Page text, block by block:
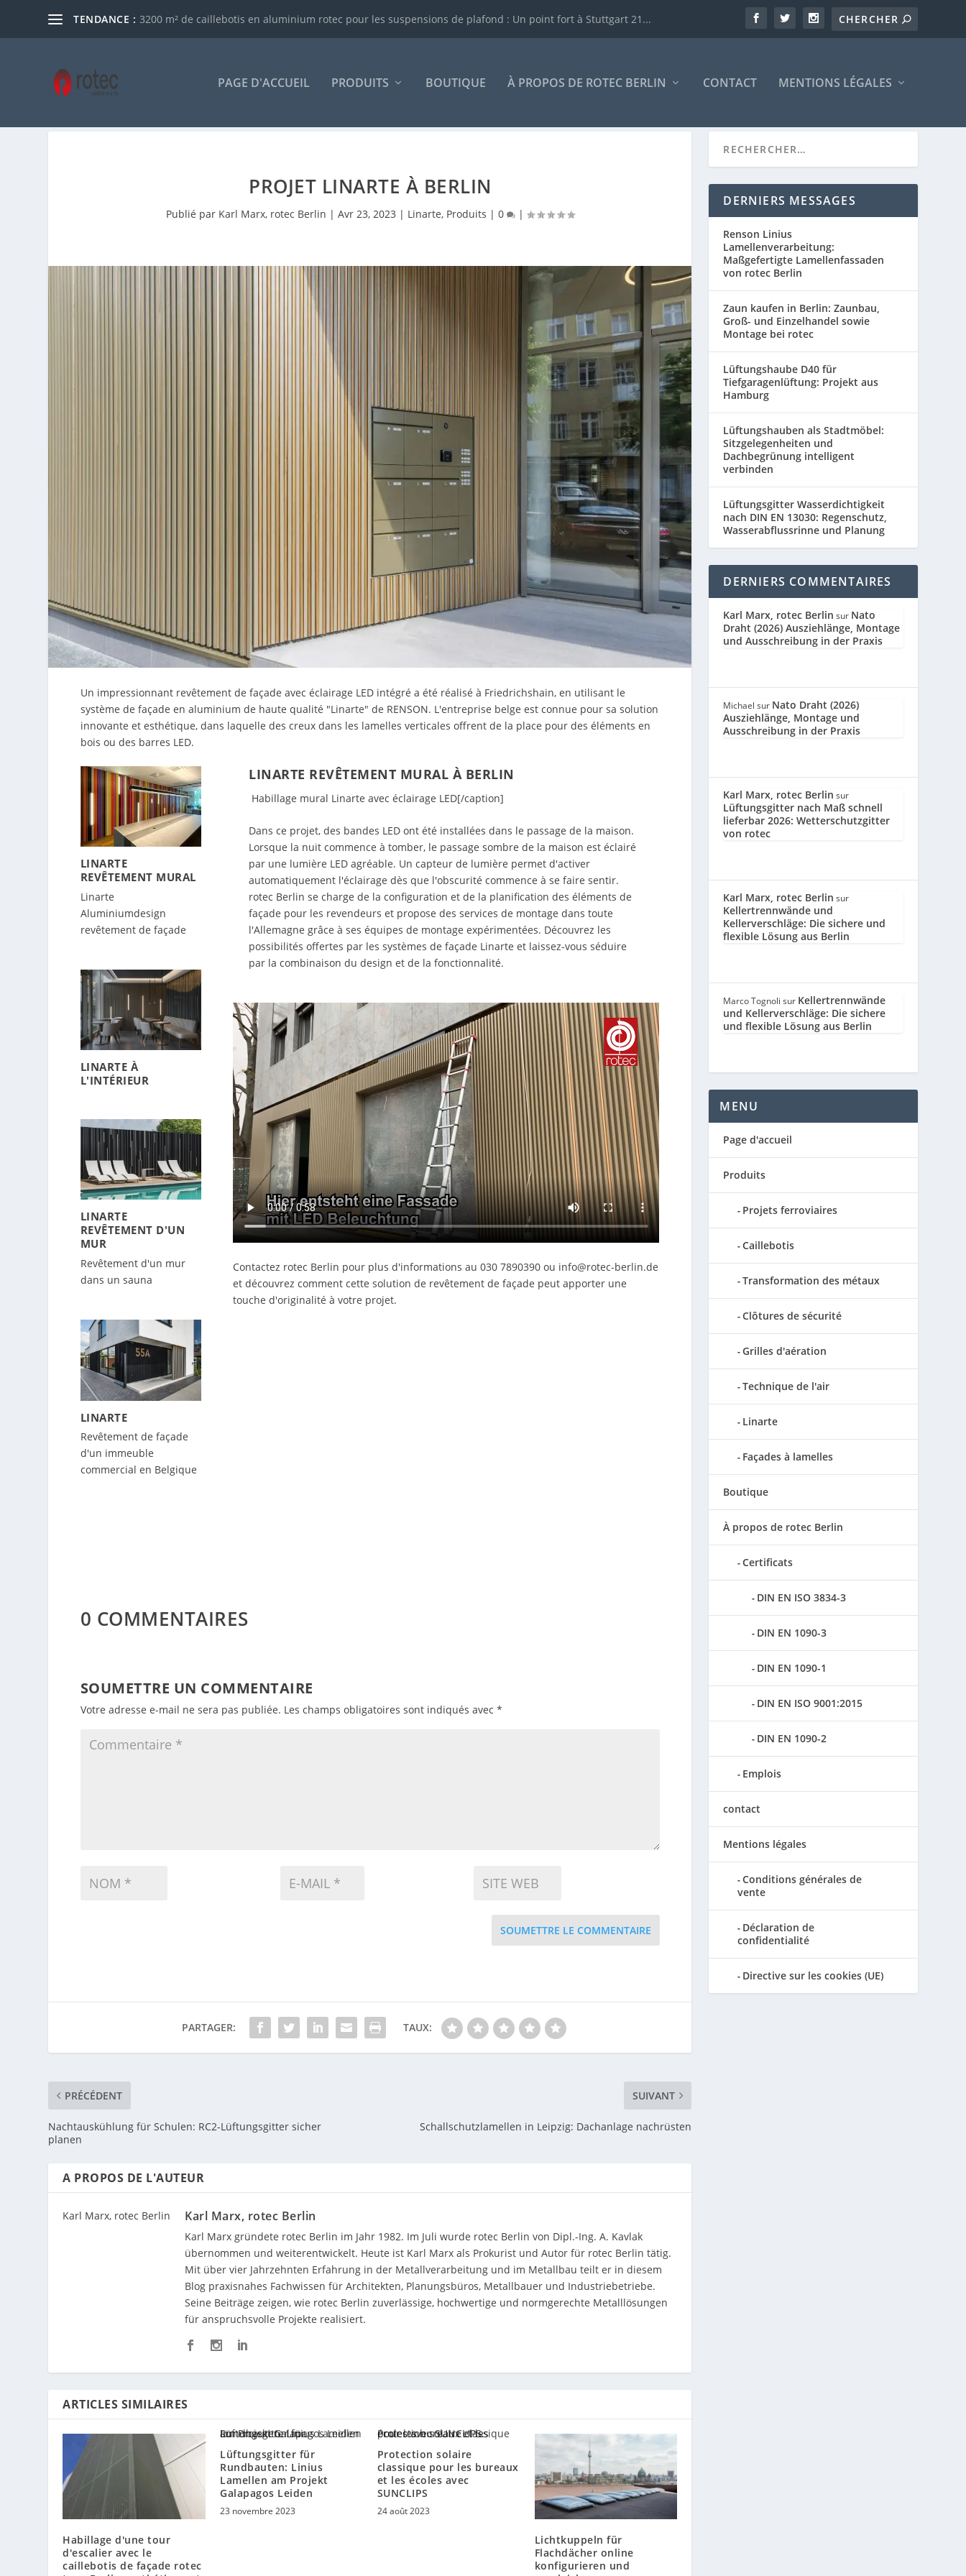
TENDANCE : 3200 m² de caillebotis en aluminium rotec pour les suspensions de plafond : Un point fort à Stuttgart 21...
PAGE D'ACCUEIL PRODUITS BOUTIQUE À PROPOS DE ROTEC BERLIN CONTACT MENTIONS LÉGALES
PROJET LINARTE À BERLIN
Publié par Karl Marx, rotec Berlin | Avr 23, 2023 | Linarte, Produits | 0 |
Un impressionnant revêtement de façade avec éclairage LED intégré a été réalisé à Friedrichshain, en utilisant le
système de façade en aluminium de haute qualité "Linarte" de RENSON. L'entreprise belge est connue pour sa solution
innovante et esthétique, dans laquelle des creux dans les lamelles verticales offrent de la place pour des éléments en
bois ou des barres LED.
LINARTE
REVÊTEMENT MURAL
Linarte
Aluminiumdesign
revêtement de façade
LINARTE À
L'INTÉRIEUR
LINARTE
REVÊTEMENT D'UN
MUR
Revêtement d'un mur
dans un sauna
LINARTE
Revêtement de façade
d'un immeuble
commercial en Belgique
LINARTE REVÊTEMENT MURAL À BERLIN
Habillage mural Linarte avec éclairage LED[/caption]
Dans ce projet, des bandes LED ont été installées dans le passage de la maison.
Lorsque la nuit commence à tomber, le passage sombre de la maison est éclairé
par une lumière LED agréable. Un capteur de lumière permet d'activer
automatiquement l'éclairage dès que l'obscurité commence à se faire sentir.
rotec Berlin se charge de la configuration et de la planification des éléments de
façade pour les revendeurs et propose des services de montage dans toute
l'Allemagne grâce à ses équipes de montage expérimentées. Découvrez les
possibilités offertes par les systèmes de façade Linarte et laissez-vous séduire
par la combinaison du design et de la fonctionnalité.
Contactez rotec Berlin pour plus d'informations au 030 7890390 ou info@rotec-berlin.de
et découvrez comment cette solution de revêtement de façade peut apporter une
touche d'originalité à votre projet.
0 COMMENTAIRES
SOUMETTRE UN COMMENTAIRE
Votre adresse e-mail ne sera pas publiée. Les champs obligatoires sont indiqués avec *
SOUMETTRE LE COMMENTAIRE
PARTAGER: TAUX:
PRÉCÉDENT
Nachtauskühlung für Schulen: RC2-Lüftungsgitter sicher
planen
SUIVANT
Schallschutzlamellen in Leipzig: Dachanlage nachrüsten
A PROPOS DE L'AUTEUR
Karl Marx, rotec Berlin
Karl Marx gründete rotec Berlin im Jahr 1982. Im Juli wurde rotec Berlin von Dipl.-Ing. A. Kavlak
übernommen und weiterentwickelt. Heute ist Karl Marx als Prokurist und Autor für rotec Berlin tätig.
Mit über vier Jahrzehnten Erfahrung in der Metallverarbeitung und im Metallbau teilt er in diesem
Blog praxisnahes Fachwissen für Architekten, Planungsbüros, Metallbauer und Industriebetriebe.
Seine Beiträge zeigen, wie rotec Berlin zuverlässige, hochwertige und normgerechte Metalllösungen
für anspruchsvolle Projekte realisiert.
ARTICLES SIMILAIRES
Habillage d'une tour
d'escalier avec le
caillebotis de façade rotec
Lüftungsgitter für
Rundbauten: Linius
Lamellen am Projekt
Galapagos Leiden
23 novembre 2023
Protection solaire
classique pour les bureaux
et les écoles avec
SUNCLIPS
24 août 2023
Lichtkuppeln für
Flachdächer online
konfigurieren und
DERNIERS MESSAGES
Renson Linius
Lamellenverarbeitung:
Maßgefertigte Lamellenfassaden
von rotec Berlin
Zaun kaufen in Berlin: Zaunbau,
Groß- und Einzelhandel sowie
Montage bei rotec
Lüftungshaube D40 für
Tiefgaragenlüftung: Projekt aus
Hamburg
Lüftungshauben als Stadtmöbel:
Sitzgelegenheiten und
Dachbegrünung intelligent
verbinden
Lüftungsgitter Wasserdichtigkeit
nach DIN EN 13030: Regenschutz,
Wasserabflussrinne und Planung
DERNIERS COMMENTAIRES
Karl Marx, rotec Berlin sur Nato
Draht (2026) Ausziehlänge, Montage
und Ausschreibung in der Praxis
Michael sur Nato Draht (2026)
Ausziehlänge, Montage und
Ausschreibung in der Praxis
Karl Marx, rotec Berlin sur
Lüftungsgitter nach Maß schnell
lieferbar 2026: Wetterschutzgitter
von rotec
Karl Marx, rotec Berlin sur
Kellertrennwände und
Kellerverschläge: Die sichere und
flexible Lösung aus Berlin
Marco Tognoli sur Kellertrennwände
und Kellerverschläge: Die sichere
und flexible Lösung aus Berlin
MENU
Page d'accueil
Produits
Projets ferroviaires
Caillebotis
Transformation des métaux
Clôtures de sécurité
Grilles d'aération
Technique de l'air
Linarte
Façades à lamelles
Boutique
À propos de rotec Berlin
Certificats
DIN EN ISO 3834-3
DIN EN 1090-3
DIN EN 1090-1
DIN EN ISO 9001:2015
DIN EN 1090-2
Emplois
contact
Mentions légales
Conditions générales de
vente
Déclaration de
confidentialité
Directive sur les cookies (UE)